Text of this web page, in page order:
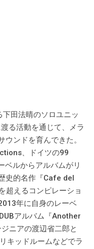
田法晴のソロユニッ
る活動を通じて、メラ
ウンドを育んできた。
、ドイツの99
ルからアルバムがリ
史的名作『Cafe del
超えるコンピレーショ
年に自身のレーベ
アルバム『Another
ニアの渡辺省二郎と
キッドルームなどでラ